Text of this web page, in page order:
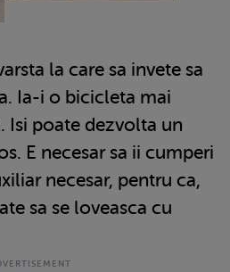
la care sa invete sa
Ia-i o bicicleta mai
Isi poate dezvolta un
E necesar sa ii cumperi
necesar, pentru ca,
sa se loveasca cu